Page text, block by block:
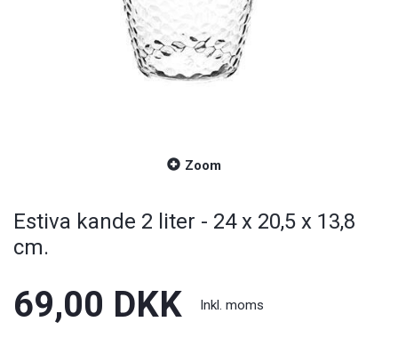
Zoom
Estiva kande 2 liter - 24 x 20,5 x 13,8
cm.
69,00 DKK Inkl. moms